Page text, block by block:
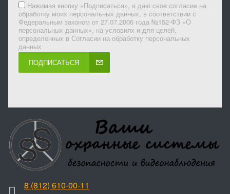
Нажимая кнопку «Подписаться», я даю свое согласие на
обработку моих персональных данных, в соответствии с
Федеральным законом от 27.07.2006 года №152-ФЗ «О
персональных данных», на условиях и для целей,
определенных в Согласии на обработку персональных
данных
ПОДПИСАТЬСЯ
8 (812) 610-00-11